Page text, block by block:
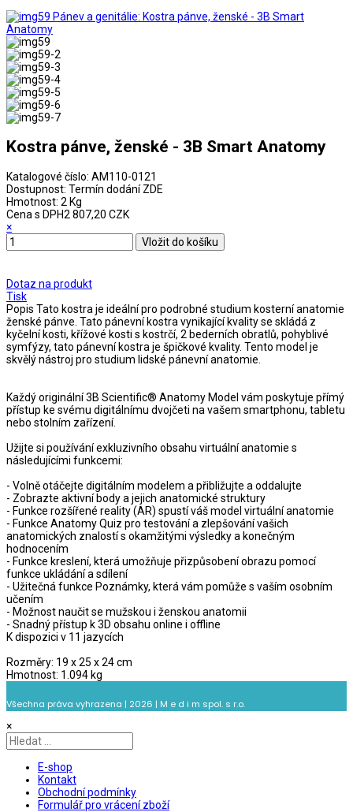
Kostra pánve, ženské - 3B Smart Anatomy
Katalogové číslo: AM110-0121
Dostupnost: Termín dodání ZDE
Hmotnost: 2 Kg
Cena s DPH2 807,20 CZK
×
Dotaz na produkt
Tisk
Popis Tato kostra je ideální pro podrobné studium kosterní anatomie
ženské pánve. Tato pánevní kostra vynikající kvality se skládá z
kyčelní kosti, křížové kosti s kostrčí, 2 bederních obratlů, pohyblivé
symfýzy, tato pánevní kostra je špičkové kvality. Tento model je
skvělý nástroj pro studium lidské pánevní anatomie.
Každý originální 3B Scientific® Anatomy Model vám poskytuje přímý
přístup ke svému digitálnímu dvojčeti na vašem smartphonu, tabletu
nebo stolním zařízení.
Užijte si používání exkluzivního obsahu virtuální anatomie s
následujícími funkcemi:
- Volně otáčejte digitálním modelem a přibližujte a oddalujte
- Zobrazte aktivní body a jejich anatomické struktury
- Funkce rozšířené reality (AR) spustí váš model virtuální anatomie
- Funkce Anatomy Quiz pro testování a zlepšování vašich
anatomických znalostí s okamžitými výsledky a konečným
hodnocením
- Funkce kreslení, která umožňuje přizpůsobení obrazu pomocí
funkce ukládání a sdílení
- Užitečná funkce Poznámky, která vám pomůže s vaším osobním
učením
- Možnost naučit se mužskou i ženskou anatomii
- Snadný přístup k 3D obsahu online i offline
K dispozici v 11 jazycích
Rozměry: 19 x 25 x 24 cm
Hmotnost: 1.094 kg
Všechna práva vyhrazena | 2026 | M e d i m spol. s r.o.
×
E-shop
Kontakt
Obchodní podmínky
Formulář pro vrácení zboží